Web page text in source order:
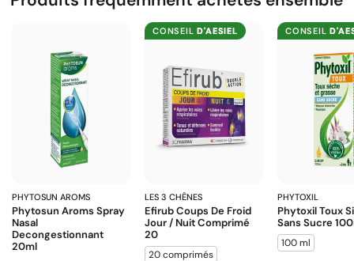
PHYTOSUN AROMS
Phytosun Aroms Spray
Nasal
Decongestionnant
20ml
CONSEILD'AESIEL
LES 3 CHÊNES
Efirub Coups De Froid
Jour / Nuit Comprimé
20
20 comprimés
CONSEIL
PHYTOXIL
Phytoxil Toux
Sans Sucre
100 ml